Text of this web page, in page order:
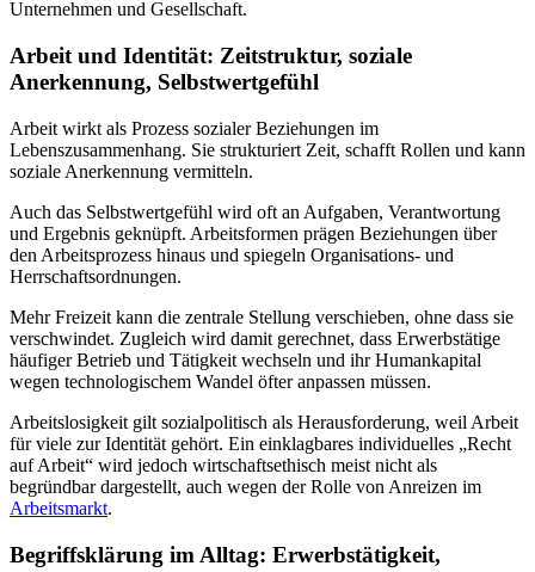
Unternehmen und Gesellschaft.
Arbeit und Identität: Zeitstruktur, soziale
Anerkennung, Selbstwertgefühl
Arbeit wirkt als Prozess sozialer Beziehungen im
Lebenszusammenhang. Sie strukturiert Zeit, schafft Rollen und kann
soziale Anerkennung vermitteln.
Auch das Selbstwertgefühl wird oft an Aufgaben, Verantwortung
und Ergebnis geknüpft. Arbeitsformen prägen Beziehungen über
den Arbeitsprozess hinaus und spiegeln Organisations- und
Herrschaftsordnungen.
Mehr Freizeit kann die zentrale Stellung verschieben, ohne dass sie
verschwindet. Zugleich wird damit gerechnet, dass Erwerbstätige
häufiger Betrieb und Tätigkeit wechseln und ihr Humankapital
wegen technologischem Wandel öfter anpassen müssen.
Arbeitslosigkeit gilt sozialpolitisch als Herausforderung, weil Arbeit
für viele zur Identität gehört. Ein einklagbares individuelles „Recht
auf Arbeit“ wird jedoch wirtschaftsethisch meist nicht als
begründbar dargestellt, auch wegen der Rolle von Anreizen im
Arbeitsmarkt.
Begriffsklärung im Alltag: Erwerbstätigkeit,